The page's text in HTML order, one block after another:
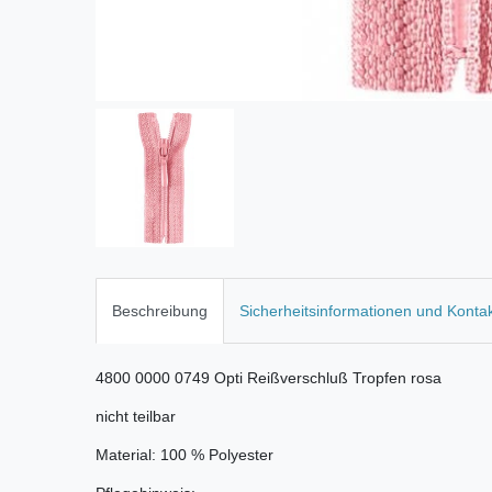
Beschreibung Sicherheitsinformationen und
4800 0000 0749 Opti Reißverschluß Tropfen rosa
nicht teilbar
Material: 100 % Polyester